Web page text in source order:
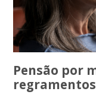
Pensão por
regramentos